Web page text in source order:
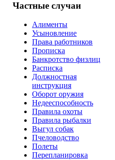
Частные случаи
Алименты
Усыновление
Права работников
Прописка
Банкротство физлиц
Расписка
Должностная
инструкция
Оборот оружия
Недееспособность
Правила охоты
Правила рыбалки
Выгул собак
Пчеловодство
Полеты
Перепланировка